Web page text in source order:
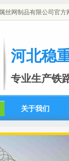
丝网制品有限公司官方
河北稳
专业生产铁
关于我们